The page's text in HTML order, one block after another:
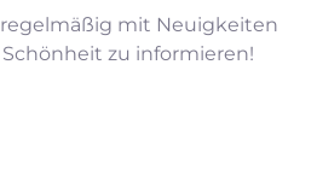
regelmäßig mit Neuigkeiten
zu informieren!